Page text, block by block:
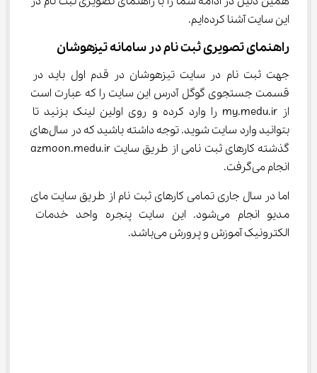
این سایت آشنا کرده‌ایم.
راهنمای تصویری ثبت نام در سامانه تیزهوشان
جهت ثبت نام در سایت تیزهوشان در قدم اول باید در
قسمت جستجوی گوگل آدرس این سایت را که عبارت است
از my.medu.ir را وارد کرده و روی اولین لینک بزنید تا
بتوانید وارد سایت شوید. توجه داشته باشید که در سال‌های
گذشته کارهای ثبت نامی از طریق سایت azmoon.medu.ir
انجام می‌گرفت.
اما در سال جاری تمامی کارهای ثبت نام از طریق سایت مای
مدیو انجام می‌شود. این سایت پنجره واحد خدمات
الکترونیک آموزش و پرورش می‌باشد.